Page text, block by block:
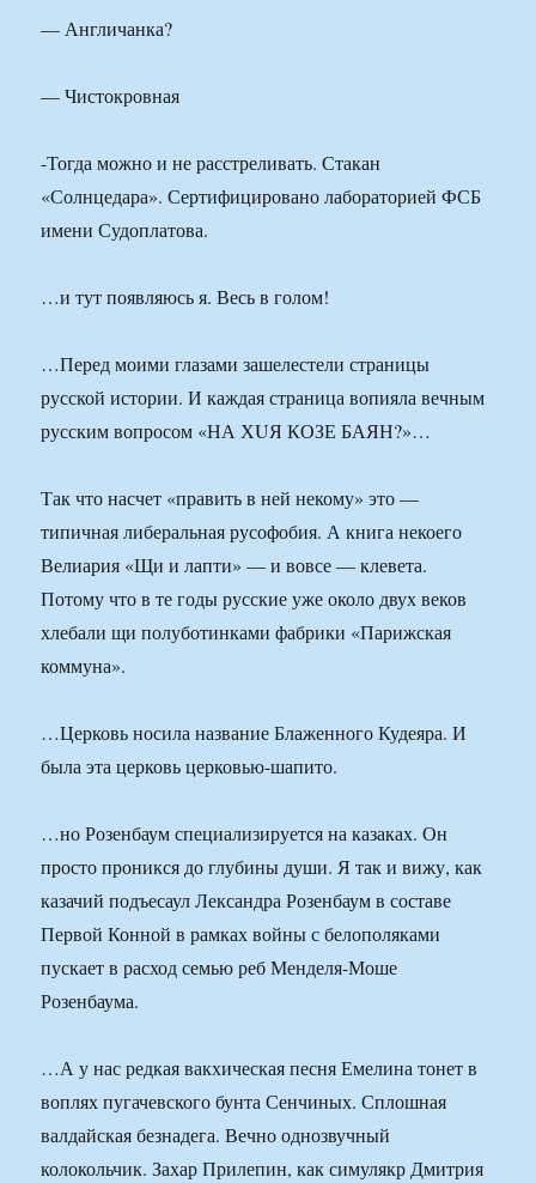
— Англичанка?
— Чистокровная
-Тогда можно и не расстреливать. Стакан
«Солнцедара». Сертифицировано лабораторией ФСБ
имени Судоплатова.
…и тут появляюсь я. Весь в голом!
…Перед моими глазами зашелестели страницы
русской истории. И каждая страница вопияла вечным
русским вопросом «НА ХUЯ КОЗЕ БАЯН?»…
Так что насчет «править в ней некому» это —
типичная либеральная русофобия. А книга некоего
Велиария «Щи и лапти» — и вовсе — клевета.
Потому что в те годы русские уже около двух веков
хлебали щи полуботинками фабрики «Парижская
коммуна».
…Церковь носила название Блаженного Кудеяра. И
была эта церковь церковью-шапито.
…но Розенбаум специализируется на казаках. Он
просто проникся до глубины души. Я так и вижу, как
казачий подъесаул Лександра Розенбаум в составе
Первой Конной в рамках войны с белополяками
пускает в расход семью реб Менделя-Моше
Розенбаума.
…А у нас редкая вакхическая песня Емелина тонет в
воплях пугачевского бунта Сенчиных. Сплошная
валдайская безнадега. Вечно однозвучный
колокольчик. Захар Прилепин, как симулякр Дмитрия